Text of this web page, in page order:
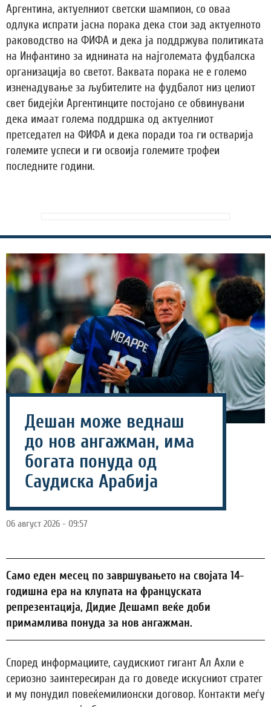
Аргентина, актуелниот светски шампион, со оваа
одлука испрати јасна порака дека стои зад актуелното
раководство на ФИФА и дека ја поддржува политиката
на Инфантино за иднината на најголемата фудбалска
организација во светот. Ваквата порака не е големо
изненадување за љубителите на фудбалот низ целиот
свет бидејќи Аргентинците постојано се обвинувани
дека имаат голема поддршка од актуелниот
претседател на ФИФА и дека поради тоа ги остварија
големите успеси и ги освоија големите трофеи
последните години.
Дешан може веднаш
до нов ангажман, има
богата понуда од
Саудиска Арабија
06 август 2026 - 09:57
Само еден месец по завршувањето на својата 14-
годишна ера на клупата на француската
репрезентација, Дидие Дешамп веќе доби
примамлива понуда за нов ангажман.
Според информациите, саудискиот гигант Ал Ахли е
сериозно заинтересиран да го доведе искусниот стратег
и му понудил повеќемилионски договор. Контакти меѓу